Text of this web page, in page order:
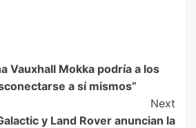
Vauxhall Mokka podría a los
a sí mismos”
Next
y Land Rover anuncian la